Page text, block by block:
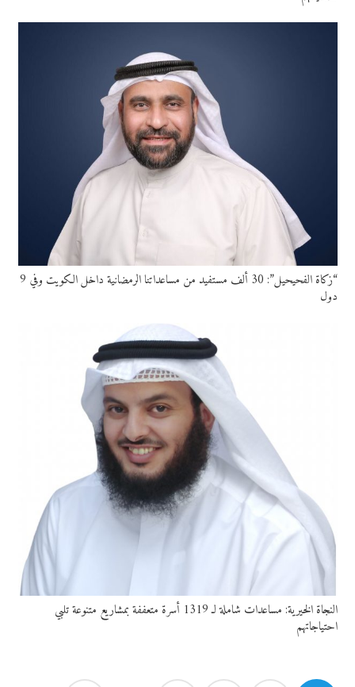
“زكاة الفحيحيل”: 30 ألف مستفيد من مساعداتنا الرمضانية داخل الكويت وفي 9
دول
النجاة الخيرية: مساعدات شاملة لـ 1319 أسرة متعففة بمشاريع متنوعة تلبي
احتياجاتهم